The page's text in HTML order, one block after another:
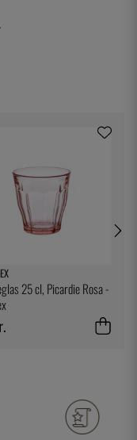
25 cl, Picardie Rosa -